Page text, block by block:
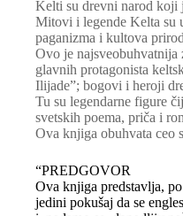
Kelti su drevni narod koji
Mitovi i legende Kelta su
paganizma i kultova
Ovo je najsveobuhvatnija
glavnih protagonista
Ilijade”; bogovi i heroji
Tu su legendarne figure
svetskih poema, priča i
Ova knjiga obuhvata ceo
“PREDGOVOR
Ova knjiga predstavlja,
jedini pokušaj da se